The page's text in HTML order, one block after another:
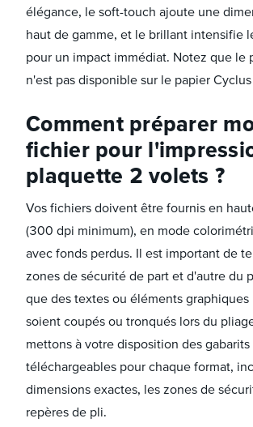
élégance, le soft-touch ajoute une
haut de gamme, et le brillant intensifie
pour un impact immédiat. Notez que le
n'est pas disponible sur le papier
Comment préparer
fichier pour
plaquette 2 volets ?
Vos fichiers doivent être fournis en
(300 dpi minimum), en mode
avec fonds perdus. Il est important de
zones de sécurité de part et d'autre du
que des textes ou éléments graphiques
soient coupés ou tronqués lors du
mettons à votre disposition des gabarits
téléchargeables pour chaque format,
dimensions exactes, les zones de
repères de pli.